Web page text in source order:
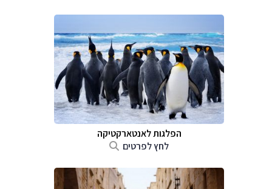
הפלגות לאנטארקטיקה
לחץ לפרטים